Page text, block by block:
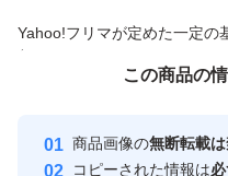
Yahoo!フリマが定めた一定の
付与しています
安心取引出品者
この商品の
商品画像の無断転載
コピーされた情報は
この商品をみている人に